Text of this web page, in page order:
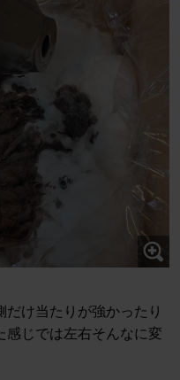
け当たりが強かったり
感じでは左右そんなに変